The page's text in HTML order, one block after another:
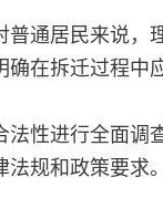
通居民来说，
在拆迁过程中
性进行全面调
规和政策要求